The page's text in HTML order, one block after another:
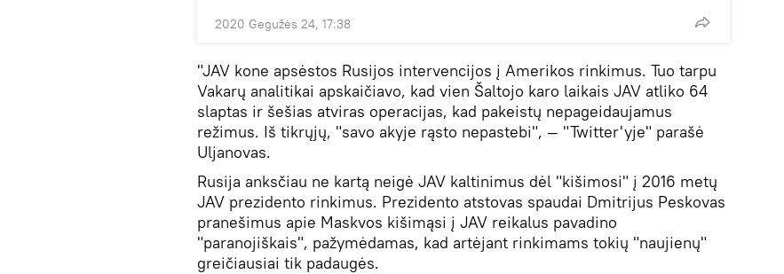
2020 Gegužės 24, 17:38
"JAV kone apsėstos Rusijos intervencijos į Amerikos rinkimus. Tuo tarpu
Vakarų analitikai apskaičiavo, kad vien Šaltojo karo laikais JAV atliko 64
slaptas ir šešias atviras operacijas, kad pakeistų nepageidaujamus
režimus. Iš tikrųjų, "savo akyje rąsto nepastebi", — "Twitter'yje" parašė
Uljanovas.
Rusija anksčiau ne kartą neigė JAV kaltinimus dėl "kišimosi" į 2016 metų
JAV prezidento rinkimus. Prezidento atstovas spaudai Dmitrijus Peskovas
pranešimus apie Maskvos kišimąsi į JAV reikalus pavadino
"paranojiškais", pažymėdamas, kad artėjant rinkimams tokių "naujienų"
greičiausiai tik padaugės.